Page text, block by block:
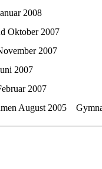
2008
Oktober 2007
2007
2007
2007
August 2005